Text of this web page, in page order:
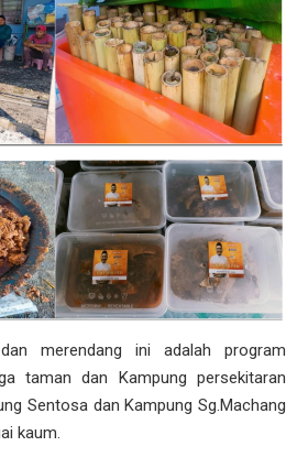
merendang ini adalah program
taman dan Kampung persekitaran
Sentosa dan Kampung Sg.Machang
kaum.